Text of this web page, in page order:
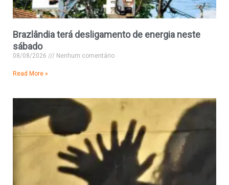
Brazlândia terá desligamento de energia neste
sábado
08/08/2026 Nenhum comentário
Read More »